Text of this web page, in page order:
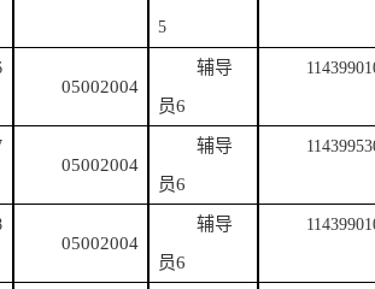
5
05002004
辅导
员6
05002004
辅导
员6
05002004
辅导
员6